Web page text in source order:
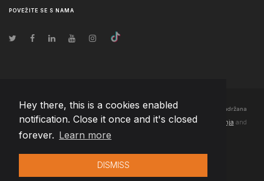
Hey there, this is a cookies enabled
notification. Close it once and it's closed
forever. Learn more
DISMISS
POVEŽITE SE S NAMA
© Autorska prava 2026 Team Extension Bosnia Herzegovina - Sva prava zadržana
Changelog● Korišćenjem ove stranice slažete se sa našimPravila korištenja and
Politika privatnosti